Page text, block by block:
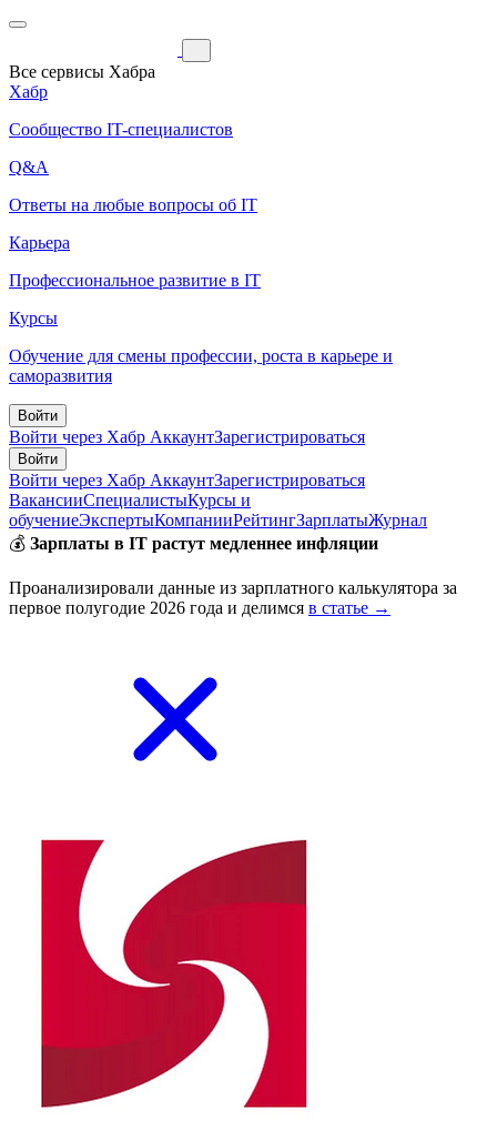
Все сервисы Хабра
Хабр
Сообщество IT-специалистов
Q&A
Ответы на любые вопросы об IT
Карьера
Профессиональное развитие в IT
Курсы
Обучение для смены профессии, роста в карьере и
саморазвития
Войти
Войти через Хабр АккаунтЗарегистрироваться
Войти
Войти через Хабр АккаунтЗарегистрироваться
ВакансииСпециалистыКурсы и
обучениеЭкспертыКомпанииРейтингЗарплатыЖурнал
💰 Зарплаты в IT растут медленнее инфляции
Проанализировали данные из зарплатного калькулятора за
первое полугодие 2026 года и делимся в статье →